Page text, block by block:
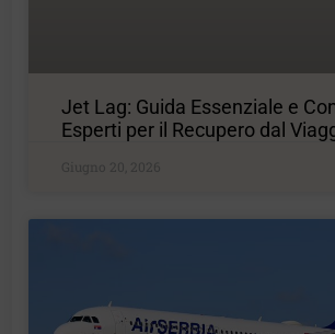
Jet Lag: Guida Essenziale e
Esperti per il Recupero dal
Giugno 20, 2026